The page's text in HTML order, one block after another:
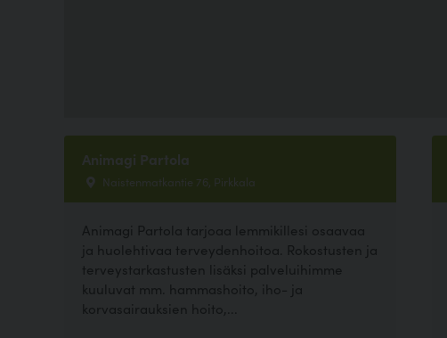
Animagi Partola
Naistenmatkantie 76, Pirkkala
Animagi Partola tarjoaa lemmikillesi osaavaa
ja huolehtivaa terveydenhoitoa. Rokostusten ja
terveystarkastusten lisäksi palveluihimme
kuuluvat mm. hammashoito, iho- ja
korvasairauksien hoito,...